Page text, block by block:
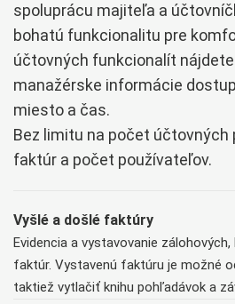
spoluprácu majiteľa a
bohatú funkcionalitu pre
účtovných funkcionalít nájdete
manažérske informácie
miesto a čas.
Bez limitu na počet účtovných
faktúr a počet používateľov.
Vyšlé a došlé faktúry
Evidencia a vystavovanie
faktúr. Vystavenú faktúru je možné
taktiež vytlačiť knihu pohľadávok a